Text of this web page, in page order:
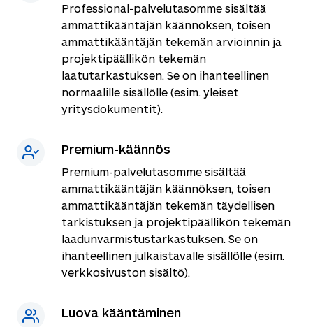
Professional-palvelutasomme sisältää
ammattikääntäjän käännöksen, toisen
ammattikääntäjän tekemän arvioinnin ja
projektipäällikön tekemän
laatutarkastuksen. Se on ihanteellinen
normaalille sisällölle (esim. yleiset
yritysdokumentit).
Premium-käännös
Premium-palvelutasomme sisältää
ammattikääntäjän käännöksen, toisen
ammattikääntäjän tekemän täydellisen
tarkistuksen ja projektipäällikön tekemän
laadunvarmistustarkastuksen. Se on
ihanteellinen julkaistavalle sisällölle (esim.
verkkosivuston sisältö).
Luova kääntäminen